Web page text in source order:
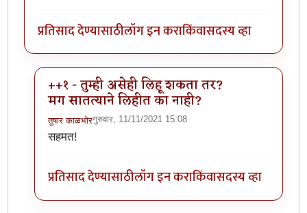
प्रतिसाद देण्यासाठीलॉग इन कराकिंवासदस्य व्हा
++१ - तुम्ही असेही लिहू शकता तर?
मग सातत्याने लिहीत का नाही?
तुषार काळभोरगुरुवार, 11/11/2021 15:08
In reply to
सहमत!
प्रतिसाद देण्यासाठीलॉग इन कराकिंवासदस्य व्हा